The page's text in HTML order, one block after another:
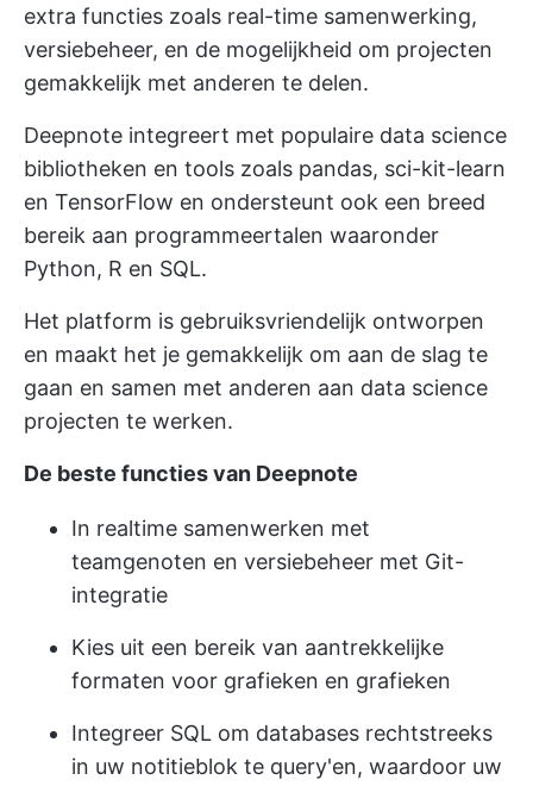
extra functies zoals real-time samenwerking,
versiebeheer, en de mogelijkheid om projecten
gemakkelijk met anderen te delen.
Deepnote integreert met populaire data science
bibliotheken en tools zoals pandas, sci-kit-learn
en TensorFlow en ondersteunt ook een breed
bereik aan programmeertalen waaronder
Python, R en SQL.
Het platform is gebruiksvriendelijk ontworpen
en maakt het je gemakkelijk om aan de slag te
gaan en samen met anderen aan data science
projecten te werken.
De beste functies van Deepnote
In realtime samenwerken met
teamgenoten en versiebeheer met Git-
integratie
Kies uit een bereik van aantrekkelijke
formaten voor grafieken en grafieken
Integreer SQL om databases rechtstreeks
in uw notitieblok te query'en, waardoor uw